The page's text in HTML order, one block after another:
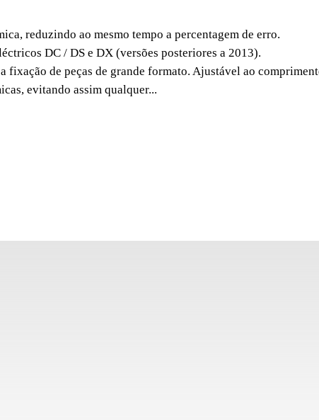
DV/DC/
reduzindo ao mesmo tempo a percentagem de erro.
DC / DS e DX (versões posteriores a 2013).
de peças de grande formato. Ajustável ao
evitando assim qualquer...